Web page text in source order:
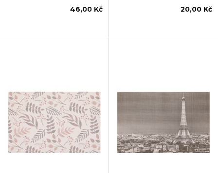
46,00 Kč 20,00 Kč